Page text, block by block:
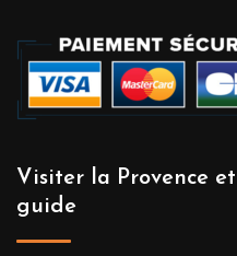
Visiter la Provence
guide